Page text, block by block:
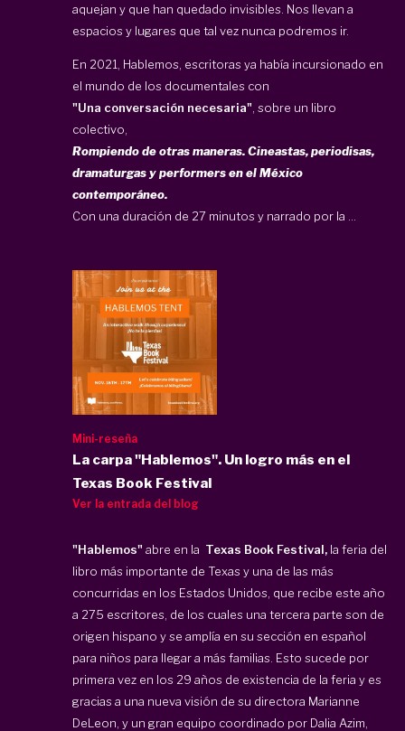
aquejan y que han quedado invisibles. Nos llevan a
espacios y lugares que tal vez nunca podremos ir.
En 2021, Hablemos, escritoras ya había incursionado en
el mundo de los documentales con
"Una conversación necesaria" , sobre un libro
colectivo,
Rompiendo de otras maneras. Cineastas, periodisas,
dramaturgas y performers en el México
contemporáneo.
Con una duración de 27 minutos y narrado por la ...
Mini-reseña
La carpa "Hablemos". Un logro más en el
Texas Book Festival
Ver la entrada del blog
"Hablemos" abre en la Texas Book Festival, la feria del
libro más importante de Texas y una de las más
concurridas en los Estados Unidos, que recibe este año
a 275 escritores, de los cuales una tercera parte son de
origen hispano y se amplía en su sección en español
para niños para llegar a más familias. Esto sucede por
primera vez en los 29 años de existencia de la feria y es
gracias a una nueva visión de su directora Marianne
DeLeon, y un gran equipo coordinado por Dalia Azim,